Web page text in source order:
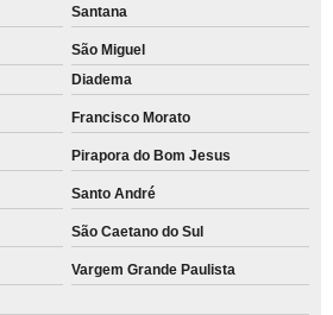
Santana
São Miguel
Diadema
Francisco Morato
Pirapora do Bom Jesus
Santo André
São Caetano do Sul
Vargem Grande Paulista